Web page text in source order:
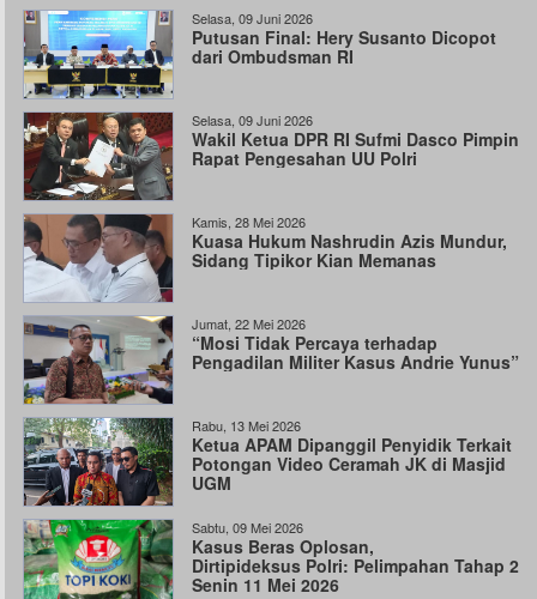
Selasa, 09 Juni 2026
Putusan Final: Hery Susanto Dicopot
dari Ombudsman RI
Selasa, 09 Juni 2026
Wakil Ketua DPR RI Sufmi Dasco Pimpin
Rapat Pengesahan UU Polri
Kamis, 28 Mei 2026
Kuasa Hukum Nashrudin Azis Mundur,
Sidang Tipikor Kian Memanas
Jumat, 22 Mei 2026
“Mosi Tidak Percaya terhadap
Pengadilan Militer Kasus Andrie Yunus”
Rabu, 13 Mei 2026
Ketua APAM Dipanggil Penyidik Terkait
Potongan Video Ceramah JK di Masjid
UGM
Sabtu, 09 Mei 2026
Kasus Beras Oplosan,
Dirtipideksus Polri: Pelimpahan Tahap 2
Senin 11 Mei 2026